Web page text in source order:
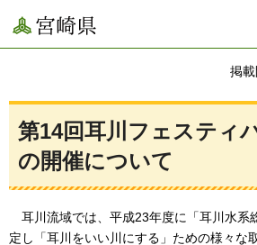
宮崎県
掲
第14回耳川フェスティ
の開催について
耳川流域では、平成23年度に「耳川水系
定し「耳川をいい川にする」ための様々な